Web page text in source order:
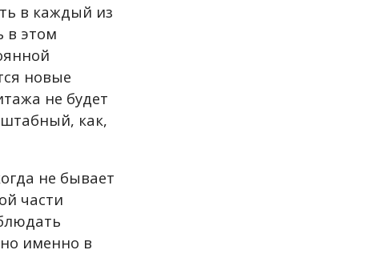
в каждый из
в этом
новые
не будет
как,
не бывает
части
именно в